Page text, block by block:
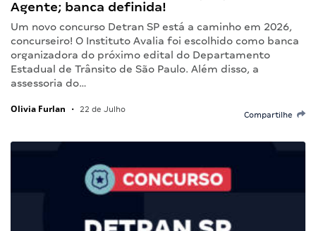
Agente; banca definida!
Um novo concurso Detran SP está a caminho em 2026,
concurseiro! O Instituto Avalia foi escolhido como banca
organizadora do próximo edital do Departamento
Estadual de Trânsito de São Paulo. Além disso, a
assessoria do…
Olivia Furlan • 22 de Julho
Compartilhe